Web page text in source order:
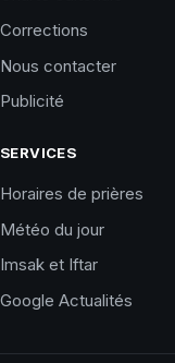
Corrections
Nous contacter
Publicité
SERVICES
Horaires de prières
Météo du jour
Imsak et Iftar
Google Actualités